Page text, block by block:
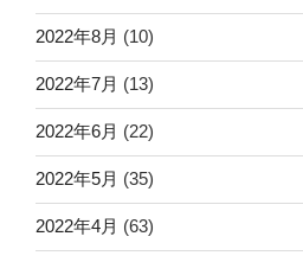
2022年8月 (10)
2022年7月 (13)
2022年6月 (22)
2022年5月 (35)
2022年4月 (63)